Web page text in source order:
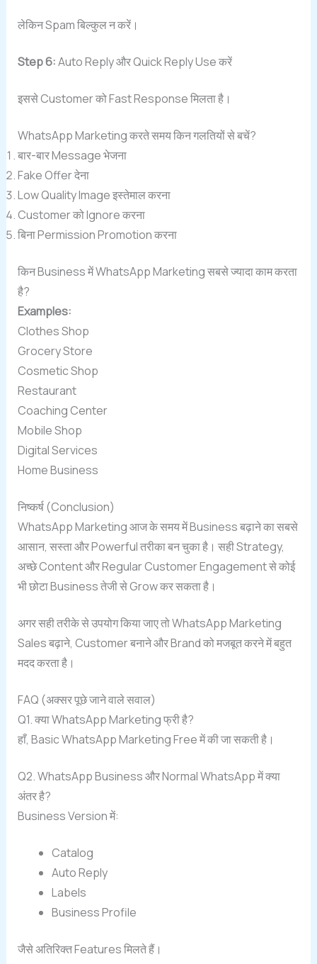
लेकिन Spam बिल्कुल न करें।
Step 6:Auto Reply और Quick Reply Use करें
इससे Customer को Fast Response मिलता है।
WhatsApp Marketing करते समय किन गलतियों से बचें?
बार-बार Message भेजना
Fake Offer देना
Low Quality Image इस्तेमाल करना
Customer को Ignore करना
बिना Permission Promotion करना
किन Business में WhatsApp Marketing सबसे ज्यादा काम करता
है?
Examples:
Clothes Shop
Grocery Store
Cosmetic Shop
Restaurant
Coaching Center
Mobile Shop
Digital Services
Home Business
निष्कर्ष (Conclusion)
WhatsApp Marketing आज के समय में Business बढ़ाने का सबसे
आसान, सस्ता और Powerful तरीका बन चुका है। सही Strategy,
अच्छे Content और Regular Customer Engagement से कोई
भी छोटा Business तेजी से Grow कर सकता है।
अगर सही तरीके से उपयोग किया जाए तो WhatsApp Marketing
Sales बढ़ाने, Customer बनाने और Brand को मजबूत करने में बहुत
मदद करता है।
FAQ (अक्सर पूछे जाने वाले सवाल)
Q1. क्या WhatsApp Marketing फ्री है?
हाँ, Basic WhatsApp Marketing Free में की जा सकती है।
Q2. WhatsApp Business और Normal WhatsApp में क्या
अंतर है?
Business Version में:
Catalog
Auto Reply
Labels
Business Profile
जैसे अतिरिक्त Features मिलते हैं।